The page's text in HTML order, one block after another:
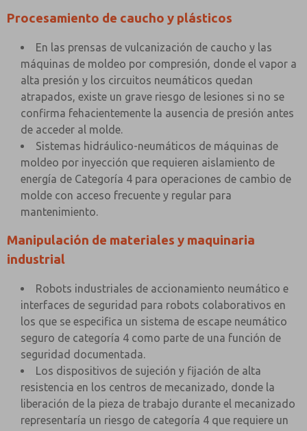
Procesamiento de caucho y plásticos
En las prensas de vulcanización de caucho y las
máquinas de moldeo por compresión, donde el vapor a
alta presión y los circuitos neumáticos quedan
atrapados, existe un grave riesgo de lesiones si no se
confirma fehacientemente la ausencia de presión antes
de acceder al molde.
Sistemas hidráulico-neumáticos de máquinas de
moldeo por inyección que requieren aislamiento de
energía de Categoría 4 para operaciones de cambio de
molde con acceso frecuente y regular para
mantenimiento.
Manipulación de materiales y maquinaria
industrial
Robots industriales de accionamiento neumático e
interfaces de seguridad para robots colaborativos en
los que se especifica un sistema de escape neumático
seguro de categoría 4 como parte de una función de
seguridad documentada.
Los dispositivos de sujeción y fijación de alta
resistencia en los centros de mecanizado, donde la
liberación de la pieza de trabajo durante el mecanizado
representaría un riesgo de categoría 4 que requiere un